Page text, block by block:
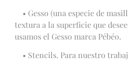
• Gesso (una especie de
textura a la superficie que
usamos el Gesso marca Pébéo.
• Stencils. Para nuestro